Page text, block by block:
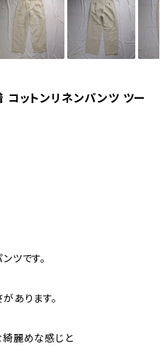
コットンリネンパンツ ツー
ツです。
あります。
綺麗めな感じと